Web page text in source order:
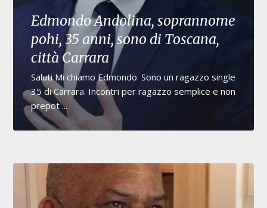
Edmondo Andolina, soprannome
pohi, 35 anni, sono di Toscana,
città Carrara
Saluti Mi chiamo Edmondo. Sono un ragazzo single
35 di Carrara. Incontri per ragazzo semplice e non
prepot ...